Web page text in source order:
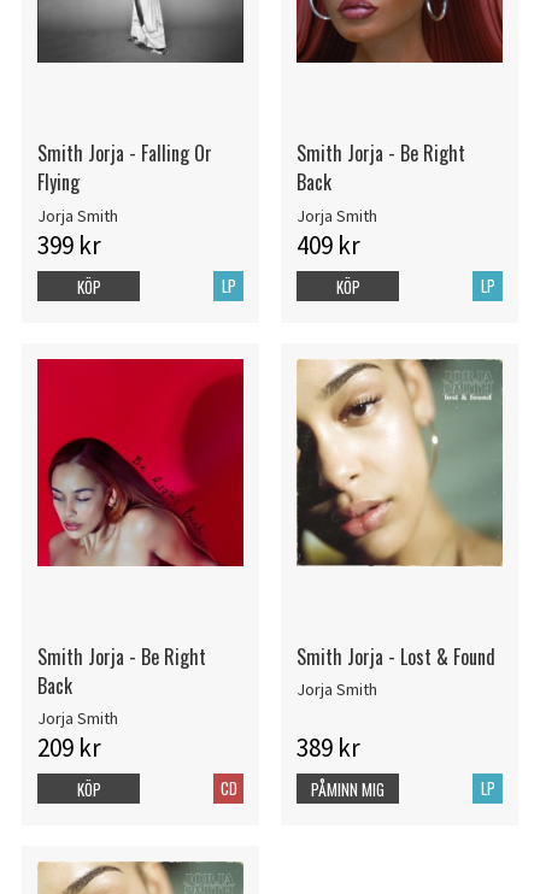
Smith Jorja - Falling Or
Flying
Jorja Smith
399 kr
LP
KÖP
Smith Jorja - Be Right
Back
Jorja Smith
409 kr
LP
KÖP
Smith Jorja - Be Right
Back
Jorja Smith
209 kr
CD
KÖP
Smith Jorja - Lost & Found
Jorja Smith
389 kr
LP
PÅMINN MIG